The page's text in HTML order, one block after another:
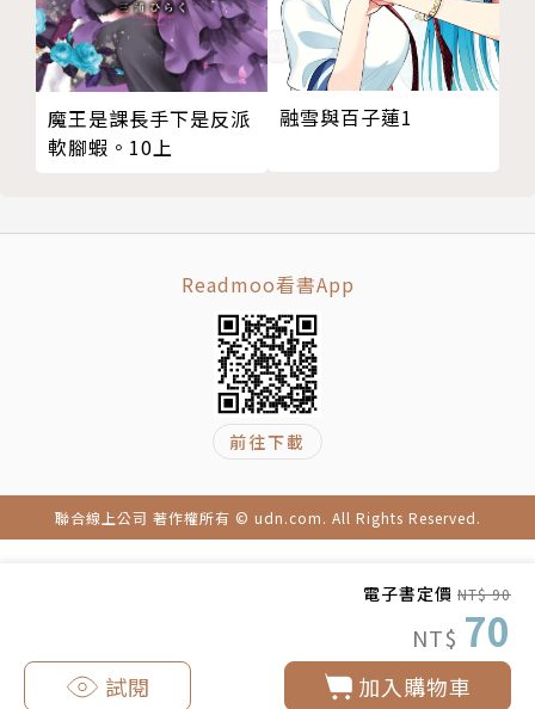
電子書定價 NT$ 90
NT$ 70
加入購物車
試閱
魔王是課長手下是反派
軟腳蝦。10上
融雪與百子蓮1
Readmoo看書App
前往下載
聯合線上公司 著作權所有 © udn.com. All Rights Reserved.